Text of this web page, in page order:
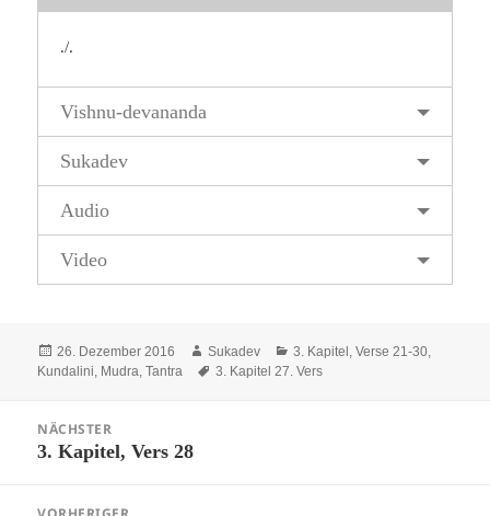
./.
Vishnu-devananda
Sukadev
Audio
Video
Veröffentlicht
am
26. Dezember 2016 Autor
Sukadev Kategorien
3. Kapitel, Verse 21-30,
Kundalini, Mudra, Tantra
Schlagwörter
3. Kapitel 27. Vers
NÄCHSTER
Nächster
3. Kapitel, Vers 28